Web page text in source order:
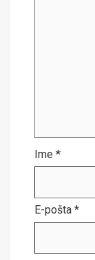
Ime *
E-pošta *